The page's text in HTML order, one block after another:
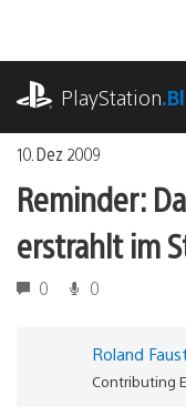
springen
PlayStation
10. Dez 2009
Reminder:
erstrahlt im
0 0
Roland
Contributing